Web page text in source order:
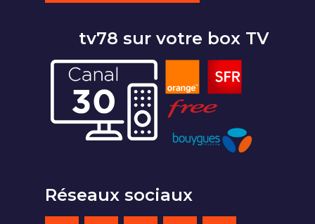
tv78 sur votre box TV
Réseaux sociaux